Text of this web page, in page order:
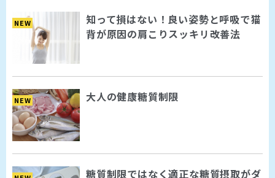
NEW
知って損はない！良い姿勢と呼吸で猫
背が原因の肩こりスッキリ改善法
NEW 大人の健康糖質制限
糖質制限ではなく適正な糖質摂取がダ